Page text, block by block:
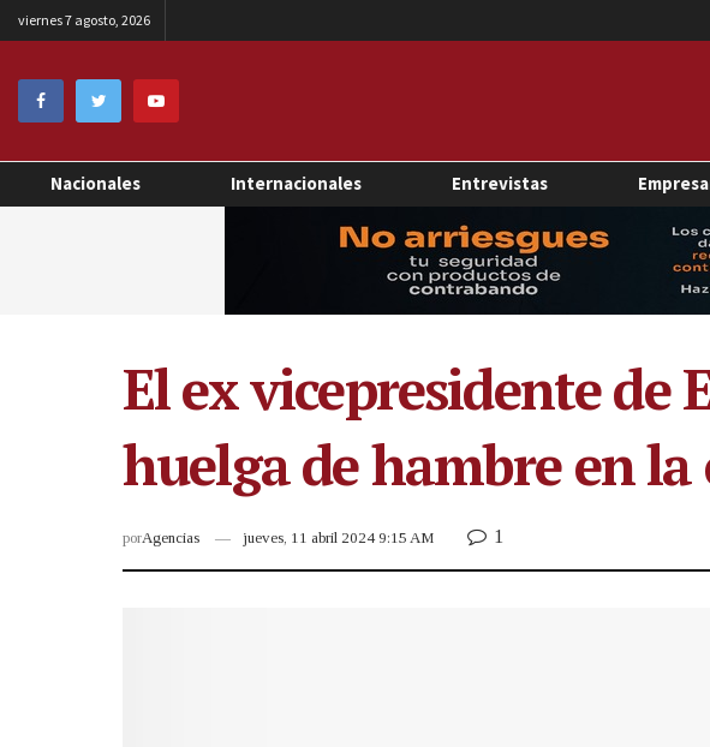
viernes 7 agosto, 2026
Nacionales Internacionales Entrevistas
El ex vicepresidente de
huelga de hambre en la
porAgencias jueves, 11 abril 2024 9:15 AM 1